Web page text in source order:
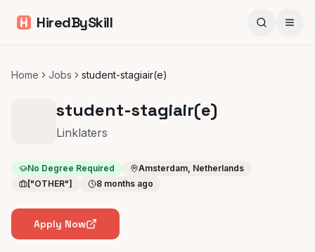
HiredBySkill
Home Jobs student-stagiair(e)
student-stagiair(e)
Linklaters
No Degree Required
Amsterdam, Netherlands
["OTHER"]
8 months ago
Apply Now